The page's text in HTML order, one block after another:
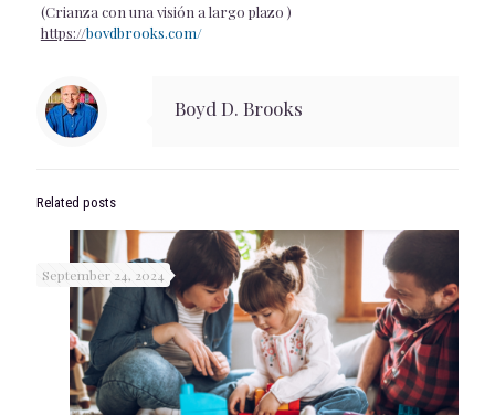
(Crianza con una visión a largo plazo )
https://bovdbrooks.com/
Boyd D. Brooks
Related posts
September 24, 2024